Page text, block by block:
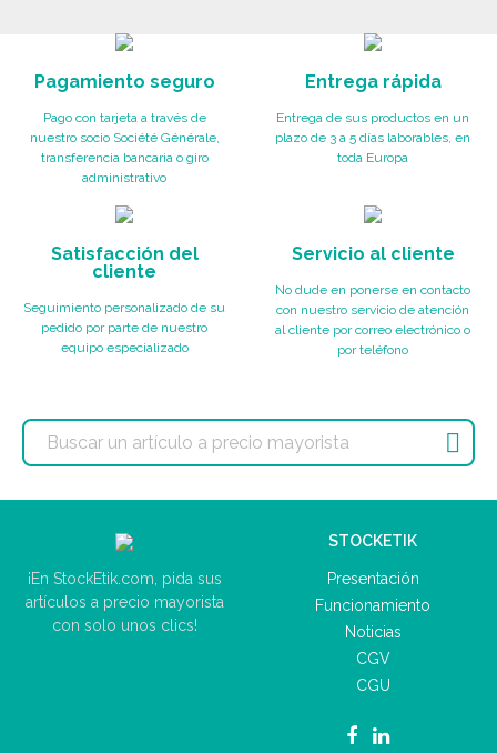
Pagamiento seguro
Pago con tarjeta a través de
nuestro socio Société Générale,
transferencia bancaria o giro
administrativo
Entrega rápida
Entrega de sus productos en un
plazo de 3 a 5 días laborables, en
toda Europa
Satisfacción del
cliente
Seguimiento personalizado de su
pedido por parte de nuestro
equipo especializado
Servicio al cliente
No dude en ponerse en contacto
con nuestro servicio de atención
al cliente por correo electrónico o
por teléfono

¡En StockEtik.com, pida sus
artículos a precio mayorista
con solo unos clics!
STOCKETIK
Presentación
Funcionamiento
Noticias
CGV
CGU